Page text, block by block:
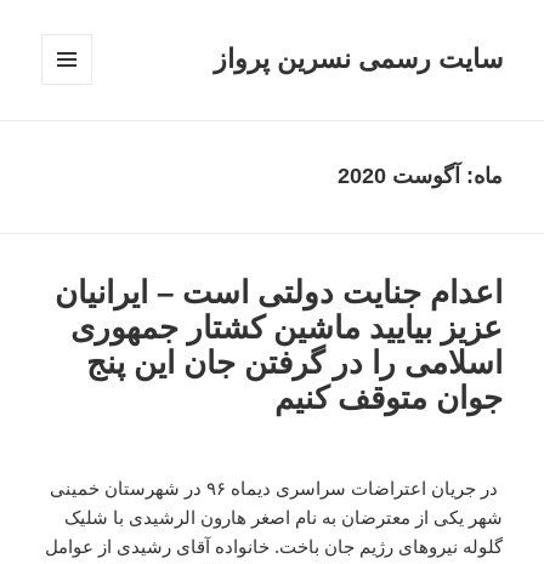
سایت رسمی نسرین پرواز
ماه: آگوست 2020
اعدام جنایت دولتی است – ایرانیان
عزیز بیایید ماشین کشتار جمهوری
اسلامی را در گرفتن جان این پنج
جوان متوقف کنیم
در جریان اعتراضات سراسری دیماه ۹۶ در شهرستان خمینی
شهر یکی از معترضان به نام اصغر هارون الرشیدی با شلیک
گلوله نیروهای رژیم جان باخت. خانواده آقای رشیدی از عوامل